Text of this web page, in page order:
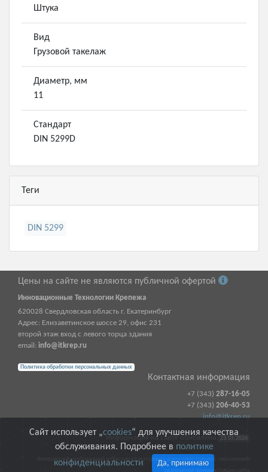
Штука
Вид
Грузовой такелаж
Диаметр, мм
11
Стандарт
DIN 5299D
Теги
DIN 5299
Цены на сайте не являются публичной офертой
Инновационные Технологии Крепежа
620028 Свердловская область г. Екатеринбург
Адрес: Елизаветинское шоссе 29, офис 231
второй этаж вход с левого торца здания
email: info@itkrep.ru
Политика обработки персональных данных
Контактная информация
+7 (343) 287-16-05
+7 (343) 206-40-53
info@itkrep.ru
Информация на сайте обновлена 23.07.2026
Копирование изображений и текстового материала допустимо только с письменного
разрешения администрации сайта
Сайт использует „cookies“ для улучшения качества
обслуживания. Подробнее в политике
конфиденциальности
Да, принимаю